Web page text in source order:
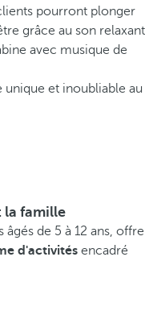
pourront plonger
grâce au son relaxant
avec musique de
unique et inoubliable au
la famille
de 5 à 12 ans, offre
d'activités encadré